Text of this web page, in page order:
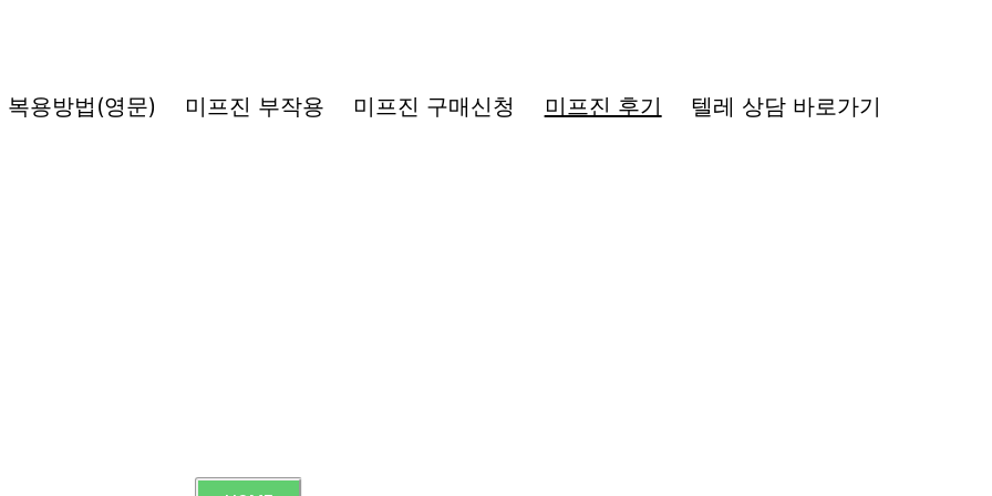
복용방법(영문) 미프진 부작용 미프진 구매신청 미프진 후기 텔레 상담 바로가기